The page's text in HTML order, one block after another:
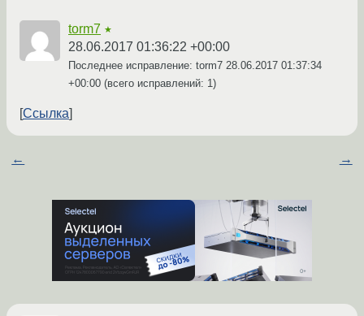
torm7 ★
28.06.2017 01:36:22 +00:00
Последнее исправление: torm7 28.06.2017 01:37:34
+00:00 (всего исправлений: 1)
Ссылка
← →